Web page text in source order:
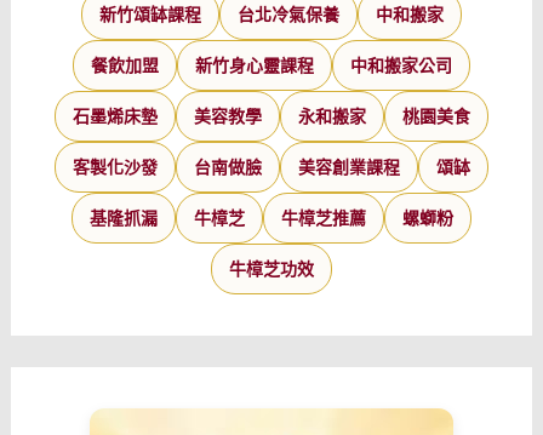
新竹頌缽課程 台北冷氣保養 中和搬家
餐飲加盟 新竹身心靈課程 中和搬家公司
石墨烯床墊 美容教學 永和搬家 桃園美食
客製化沙發 台南做臉 美容創業課程 頌缽
基隆抓漏 牛樟芝 牛樟芝推薦 螺螄粉
牛樟芝功效